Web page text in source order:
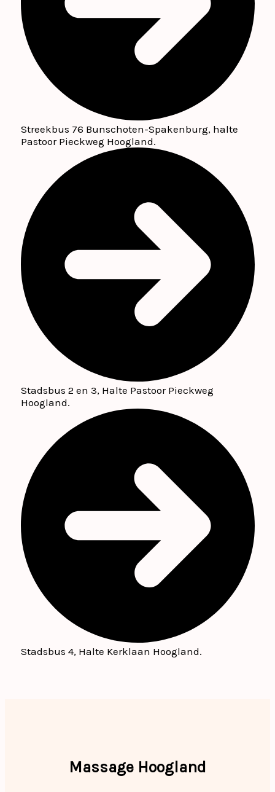
Streekbus 76 Bunschoten-Spakenburg, halte
Pastoor Pieckweg Hoogland.
Stadsbus 2 en 3, Halte Pastoor Pieckweg
Hoogland.
Stadsbus 4, Halte Kerklaan Hoogland.
Massage Hoogland